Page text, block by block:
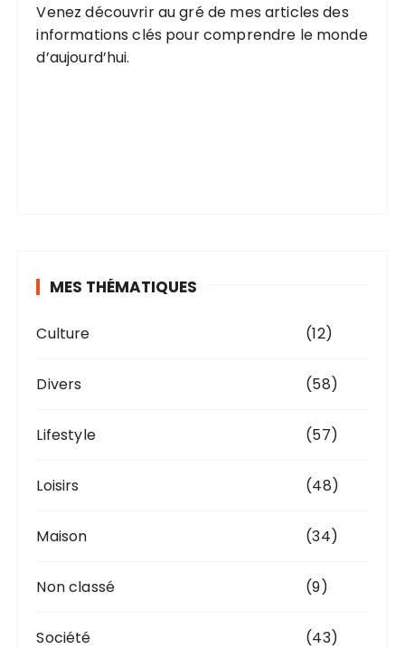
Venez découvrir au gré de mes articles des
informations clés pour comprendre le monde
d’aujourd’hui.
MES THÉMATIQUES
Culture (12)
Divers (58)
Lifestyle (57)
Loisirs (48)
Maison (34)
Non classé (9)
Société (43)